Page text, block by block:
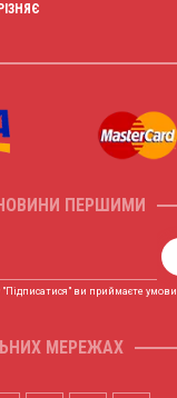
ПЕРШИМИ
ви приймаєте умови
МЕРЕЖАХ